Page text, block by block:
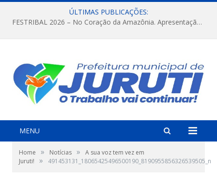
ÚLTIMAS PUBLICAÇÕES:
FESTRIBAL 2026 – No Coração da Amazônia. Apresentação da Munduruku.
MENU
Home » Notícias »
A sua voz tem vez em
Juruti!
» 491453131_18065425496500190_8190955856326539505_n